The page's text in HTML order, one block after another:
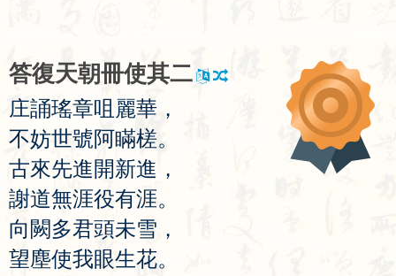
答復天朝冊使其二
庄誦瑤章咀 麗華 ，
不妨世號阿瞞槎。
古來先進開新進 ，
謝道無涯役有涯。
向闕多君頭未雪 ，
望塵使我眼生花。